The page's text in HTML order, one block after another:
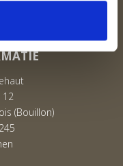
12
(Bouillon)